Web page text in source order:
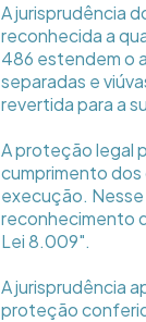
A jurisprudência
reconhecida a
486 estendem o
separadas e
revertida para a
A proteção legal
cumprimento
execução.
reconhecimento
Lei 8.009".
A jurisprudência
proteção